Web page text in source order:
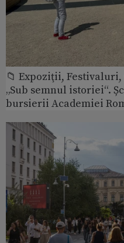
📁 Expoziţii,
„Sub semnul istoriei“.
bursierii Academiei